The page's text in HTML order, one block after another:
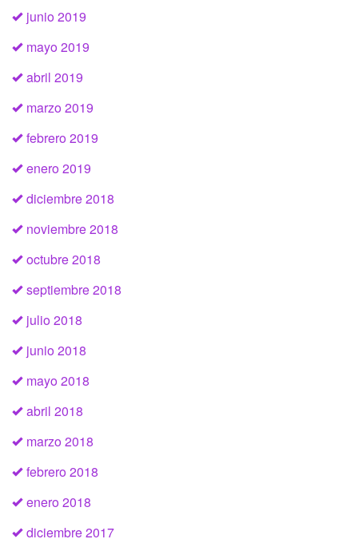
junio 2019
mayo 2019
abril 2019
marzo 2019
febrero 2019
enero 2019
diciembre 2018
noviembre 2018
octubre 2018
septiembre 2018
julio 2018
junio 2018
mayo 2018
abril 2018
marzo 2018
febrero 2018
enero 2018
diciembre 2017